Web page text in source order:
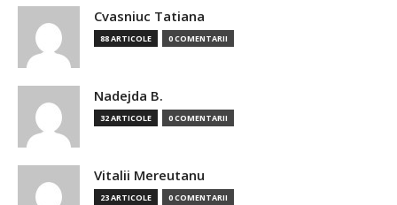
Cvasniuc Tatiana
88 ARTICOLE 0 COMENTARII
Nadejda B.
32 ARTICOLE 0 COMENTARII
Vitalii Mereutanu
23 ARTICOLE 0 COMENTARII